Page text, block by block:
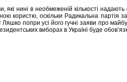
які нині в необмеженій кількості
користю, оскільки Радикальна партія
попри усі його гучні заяви про
виборах в Україні буде